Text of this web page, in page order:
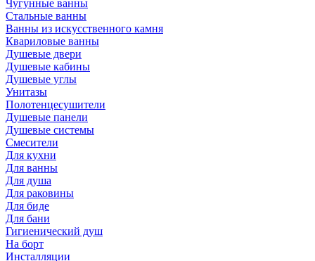
Чугунные ванны
Стальные ванны
Ванны из искусственного камня
Квариловые ванны
Душевые двери
Душевые кабины
Душевые углы
Унитазы
Полотенцесушители
Душевые панели
Душевые системы
Смесители
Для кухни
Для ванны
Для душа
Для раковины
Для биде
Для бани
Гигиенический душ
На борт
Инсталляции